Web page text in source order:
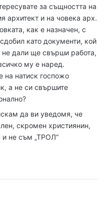
за същността на
архитект и на човека арх.
как е назначен, с
като документи, кой
не дали ще свърши работа,
му е наред.
на натиск госпожо
а не си свършите
да ви уведомя, че
скромен християнин,
и не съм „ТРОЛ“